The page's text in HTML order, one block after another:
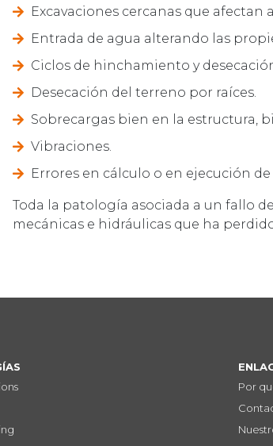
Excavaciones cercanas que
Entrada de agua alterando las
Ciclos de hinchamiento y
Desecación del terreno por raíces.
Sobrecargas bien en la estructura,
Vibraciones.
Errores en cálculo o en ejecución
Toda la patología asociada a un fallo
mecánicas e hidráulicas que ha
Por